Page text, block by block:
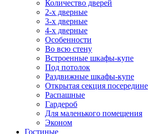
Количество дверей
2-х дверные
3-х дверные
4-х дверные
Особенности
Во всю стену
Встроенные шкафы-купе
Под потолок
Раздвижные шкафы-купе
Открытая секция посередине
Распашные
Гардероб
Для маленького помещения
Эконом
Гостиные